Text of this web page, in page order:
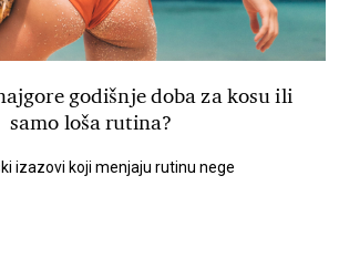
godišnje doba za kosu ili
samo loša rutina?
izazovi koji menjaju rutinu nege